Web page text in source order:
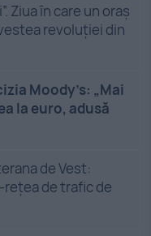
Ziua în care un oraș
revoluției din
Moody’s: „Mai
la euro, adusă
de Vest:
de trafic de